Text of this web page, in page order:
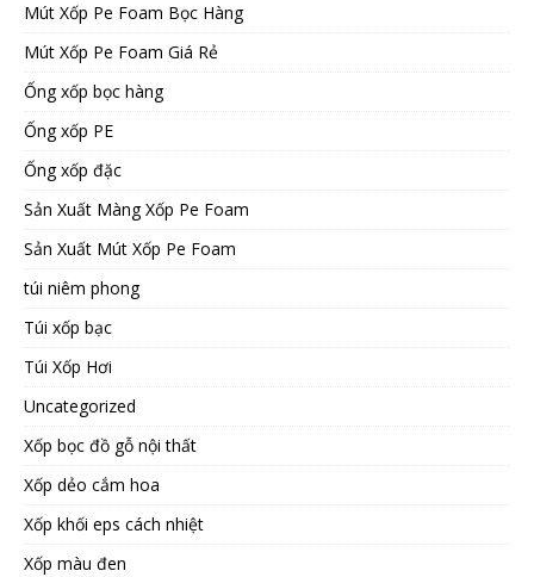
Mút Xốp Pe Foam Bọc Hàng
Mút Xốp Pe Foam Giá Rẻ
Ống xốp bọc hàng
Ống xốp PE
Ống xốp đặc
Sản Xuất Màng Xốp Pe Foam
Sản Xuất Mút Xốp Pe Foam
túi niêm phong
Túi xốp bạc
Túi Xốp Hơi
Uncategorized
Xốp bọc đồ gỗ nội thất
Xốp dẻo cắm hoa
Xốp khối eps cách nhiệt
Xốp màu đen